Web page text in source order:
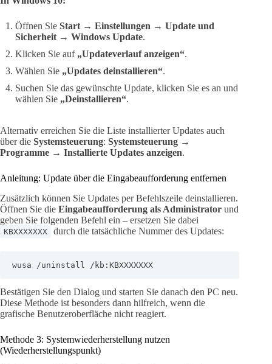
Öffnen Sie Start → Einstellungen → Update und
Sicherheit → Windows Update.
Klicken Sie auf „Updateverlauf anzeigen“.
Wählen Sie „Updates deinstallieren“.
Suchen Sie das gewünschte Update, klicken Sie es an und
wählen Sie „Deinstallieren“.
Alternativ erreichen Sie die Liste installierter Updates auch
über die Systemsteuerung: Systemsteuerung →
Programme → Installierte Updates anzeigen.
Anleitung: Update über die Eingabeaufforderung entfernen
Zusätzlich können Sie Updates per Befehlszeile deinstallieren.
Öffnen Sie die Eingabeaufforderung als Administrator und
geben Sie folgenden Befehl ein – ersetzen Sie dabei
KBXXXXXXX durch die tatsächliche Nummer des Updates:
wusa /uninstall /kb:KBXXXXXXX
Bestätigen Sie den Dialog und starten Sie danach den PC neu.
Diese Methode ist besonders dann hilfreich, wenn die
grafische Benutzeroberfläche nicht reagiert.
Methode 3: Systemwiederherstellung nutzen
(Wiederherstellungspunkt)